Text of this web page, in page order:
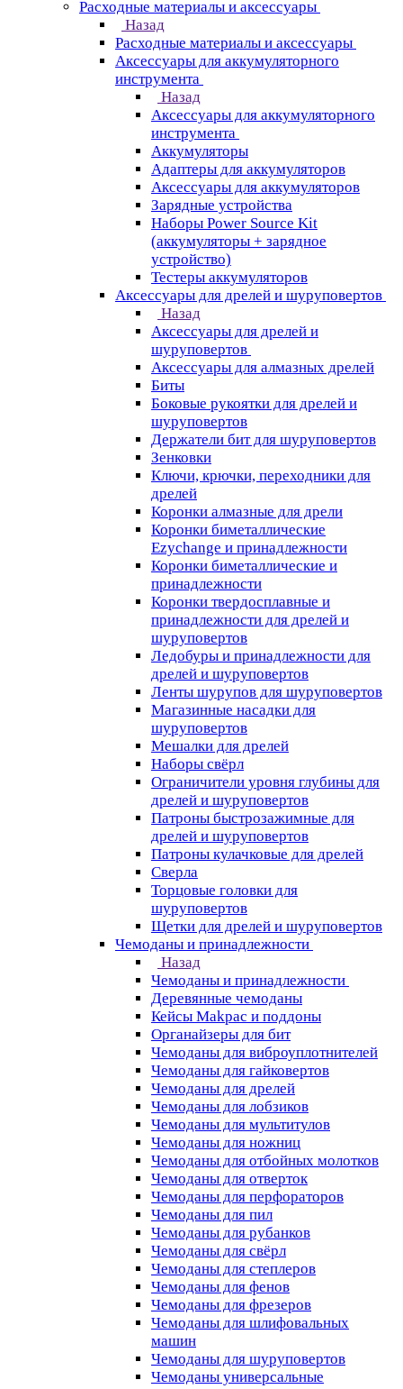
Расходные материалы и аксессуары
Назад
Расходные материалы и аксессуары
Аксессуары для аккумуляторного
инструмента
Назад
Аксессуары для аккумуляторного
инструмента
Aккумуляторы
Адаптеры для аккумуляторов
Аксессуары для аккумуляторов
Зарядные устройства
Наборы Power Source Kit
(аккумуляторы + зарядное
устройство)
Тестеры аккумуляторов
Аксессуары для дрелей и шуруповертов
Назад
Аксессуары для дрелей и
шуруповертов
Аксессуары для алмазных дрелей
Биты
Боковые рукоятки для дрелей и
шуруповертов
Держатели бит для шуруповертов
Зенковки
Ключи, крючки, переходники для
дрелей
Коронки алмазные для дрели
Коронки биметаллические
Ezychange и принадлежности
Коронки биметаллические и
принадлежности
Коронки твердосплавные и
принадлежности для дрелей и
шуруповертов
Ледобуры и принадлежности для
дрелей и шуруповертов
Ленты шурупов для шуруповертов
Магазинные насадки для
шуруповертов
Мешалки для дрелей
Наборы свёрл
Ограничители уровня глубины для
дрелей и шуруповертов
Патроны быстрозажимные для
дрелей и шуруповертов
Патроны кулачковые для дрелей
Сверла
Торцовые головки для
шуруповертов
Щетки для дрелей и шуруповертов
Чемоданы и принадлежности
Назад
Чемоданы и принадлежности
Деревянные чемоданы
Кейсы Makpac и поддоны
Органайзеры для бит
Чемоданы для виброуплотнителей
Чемоданы для гайковертов
Чемоданы для дрелей
Чемоданы для лобзиков
Чемоданы для мультитулов
Чемоданы для ножниц
Чемоданы для отбойных молотков
Чемоданы для отверток
Чемоданы для перфораторов
Чемоданы для пил
Чемоданы для рубанков
Чемоданы для свёрл
Чемоданы для степлеров
Чемоданы для фенов
Чемоданы для фрезеров
Чемоданы для шлифовальных
машин
Чемоданы для шуруповертов
Чемоданы универсальные